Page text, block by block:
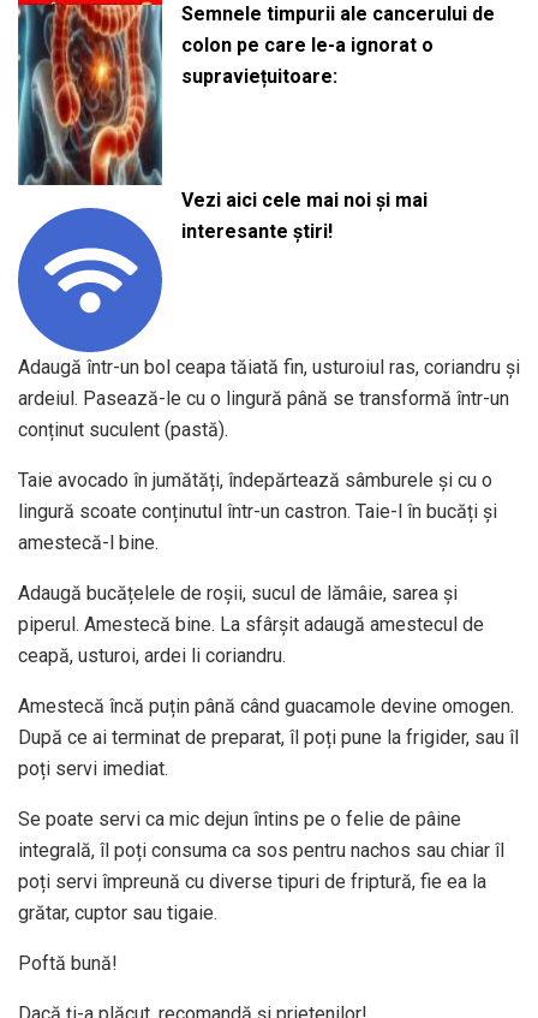
Semnele timpurii ale cancerului de
colon pe care le-a ignorat o
supraviețuitoare:
Vezi aici cele mai noi și mai
interesante știri!
Adaugă într-un bol ceapa tăiată fin, usturoiul ras, coriandru și
ardeiul. Pasează-le cu o lingură până se transformă într-un
conținut suculent (pastă).
Taie avocado în jumătăți, îndepărtează sâmburele și cu o
lingură scoate conținutul într-un castron. Taie-l în bucăți și
amestecă-l bine.
Adaugă bucățelele de roșii, sucul de lămâie, sarea și
piperul. Amestecă bine. La sfârșit adaugă amestecul de
ceapă, usturoi, ardei li coriandru.
Amestecă încă puțin până când guacamole devine omogen.
După ce ai terminat de preparat, îl poți pune la frigider, sau îl
poți servi imediat.
Se poate servi ca mic dejun întins pe o felie de pâine
integrală, îl poți consuma ca sos pentru nachos sau chiar îl
poți servi împreună cu diverse tipuri de friptură, fie ea la
grătar, cuptor sau tigaie.
Poftă bună!